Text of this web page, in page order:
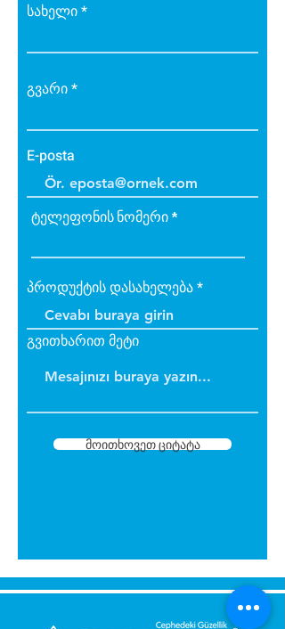
სახელი
გვარი
E-posta
ტელეფონის ნომერი
პროდუქტის დასახელება
გვითხარით მეტი
მოითხოვეთ ციტატა